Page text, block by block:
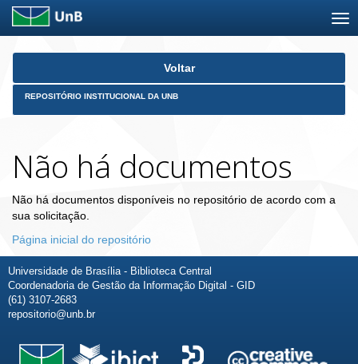
Skip
Voltar
REPOSITÓRIO INSTITUCIONAL DA UNB
Não há documentos
Não há documentos disponíveis no repositório de acordo com a
sua solicitação.
Página inicial do repositório
Universidade de Brasília - Biblioteca Central
Coordenadoria de Gestão da Informação Digital - GID
(61) 3107-2683
repositorio@unb.br